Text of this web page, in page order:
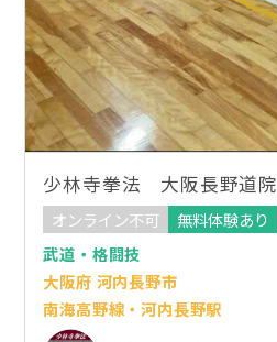
少林寺拳法 大阪長野道院
オンライン不可
無料体験あり
武道・格闘技
大阪府 河内長野市
南海高野線・河内長野駅